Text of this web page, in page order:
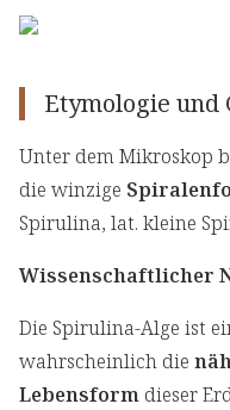
Etymologie und
Unter dem Mikroskop
die winzige
Spirulina, lat. kleine
Wissenschaftlicher
Die Spirulina-Alge ist
wahrscheinlich die
Lebensform dieser